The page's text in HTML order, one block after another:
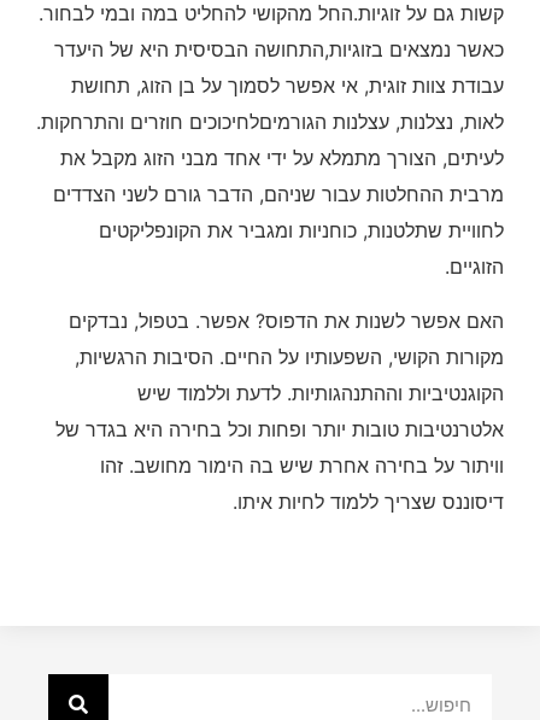
קשות גם על זוגיות.החל מהקושי להחליט במה ובמי לבחור.
כאשר נמצאים בזוגיות,התחושה הבסיסית היא של היעדר
עבודת צוות זוגית, אי אפשר לסמוך על בן הזוג, תחושת
לאות, נצלנות, עצלנות הגורמיםלחיכוכים חוזרים והתרחקות.
לעיתים, הצורך מתמלא על ידי אחד מבני הזוג מקבל את
מרבית ההחלטות עבור שניהם, הדבר גורם לשני הצדדים
לחוויית שתלטנות, כוחניות ומגביר את הקונפליקטים
הזוגיים.
האם אפשר לשנות את הדפוס? אפשר. בטפול, נבדקים
מקורות הקושי, השפעותיו על החיים. הסיבות הרגשיות,
הקוגנטיביות וההתנהגותיות. לדעת וללמוד שיש
אלטרנטיבות טובות יותר ופחות וכל בחירה היא בגדר של
וויתור על בחירה אחרת שיש בה הימור מחושב. זהו
דיסוננס שצריך ללמוד לחיות איתו.